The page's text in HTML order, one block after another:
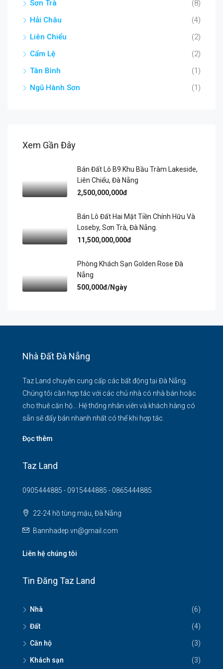
Sơn Trà
(8)
Hải Châu
(4)
Liên Chiểu
(2)
Cẩm Lệ
(2)
Tân Bình
(1)
Ngũ Hành Sơn
(1)
Xem Gần Đây
Bán Đất Lô B9 Khu Bầu Tràm Lakeside,
Liên Chiểu, Đà Nẵng
2,500,000,000đ
Bán Lô Đất Hai Mặt Tiền Chính Hữu Và
Loseby, Sơn Trà, Đà Nẵng.
11,500,000,000đ
Phòng Khách Sạn Golden Rose Đà
Nẵng
500,000đ/Ngày
Nhà Đất Đà Nẵng
Taz Land chuyên cung cấp các bất động tại Đà Nẵng.
Chúng tôi cần hợp tác với các chủ nhà có nhà bán hoặc
cho thuê căn hộ... Hệ thống nhân viên và khách hàng có
sẵn sẽ đẩy bán nhanh nhất có thể khi hợp tác.
Đọc thêm
Taz Land
0905444885 - 0915444885 - 0865444885
22-24 hồ tùng mậu, Đà Nẵng
Bannhadep.vn@gmail.com
Liên hệ chúng tôi
Tin Đăng Taz Land
Nhà (6)
Đất (4)
Căn hộ (3)
Khách sạn (3)